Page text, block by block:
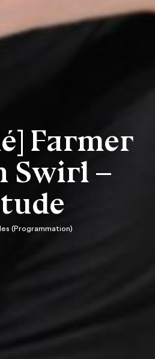
Farmer
Swirl –
(Programmation)